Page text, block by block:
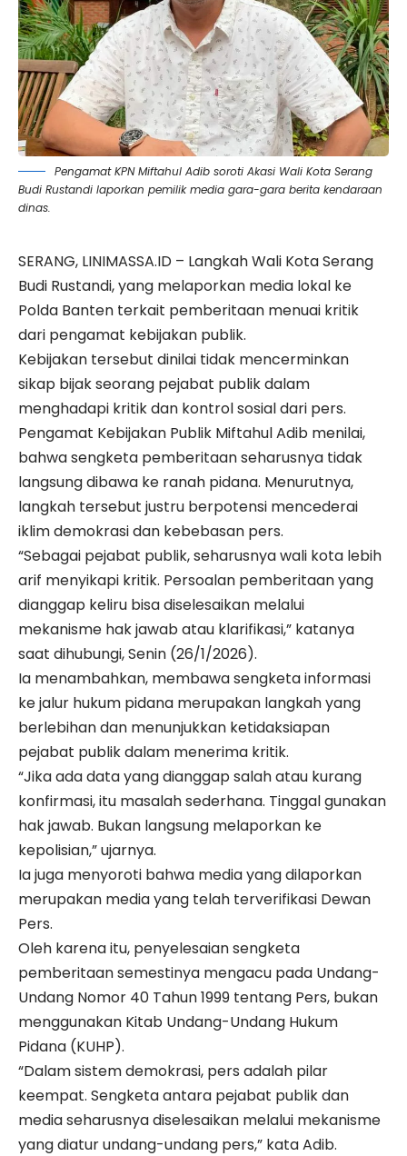
Pengamat KPN Miftahul Adib soroti Akasi Wali Kota Serang
Budi Rustandi laporkan pemilik media gara-gara berita kendaraan
dinas.
SERANG, LINIMASSA.ID – LangkahWali Kota Serang
Budi Rustandi, yang melaporkan media lokal ke
Polda Banten terkait pemberitaan menuai kritik
dari pengamat kebijakan publik.
Kebijakan tersebut dinilai tidak mencerminkan
sikap bijak seorang pejabat publik dalam
menghadapi kritik dan kontrol sosial dari pers.
Pengamat Kebijakan Publik Miftahul Adib menilai,
bahwa sengketa pemberitaan seharusnya tidak
langsung dibawa ke ranah pidana. Menurutnya,
langkah tersebut justru berpotensi mencederai
iklim demokrasi dan kebebasan pers.
“Sebagai pejabat publik, seharusnya wali kota lebih
arif menyikapi kritik. Persoalan pemberitaan yang
dianggap keliru bisa diselesaikan melalui
mekanisme hak jawab atau klarifikasi,” katanya
saat dihubungi, Senin (26/1/2026).
Ia menambahkan, membawa sengketa informasi
ke jalur hukum pidana merupakan langkah yang
berlebihan dan menunjukkan ketidaksiapan
pejabat publik dalam menerima kritik.
“Jika ada data yang dianggap salah atau kurang
konfirmasi, itu masalah sederhana. Tinggal gunakan
hak jawab. Bukan langsung melaporkan ke
kepolisian,” ujarnya.
Ia juga menyoroti bahwa media yang dilaporkan
merupakan media yang telah terverifikasi Dewan
Pers.
Oleh karena itu, penyelesaian sengketa
pemberitaan semestinya mengacu pada Undang-
Undang Nomor 40 Tahun 1999 tentang Pers, bukan
menggunakan Kitab Undang-Undang Hukum
Pidana (KUHP).
“Dalam sistem demokrasi, pers adalah pilar
keempat. Sengketa antara pejabat publik dan
media seharusnya diselesaikan melalui mekanisme
yang diatur undang-undang pers,” kata Adib.